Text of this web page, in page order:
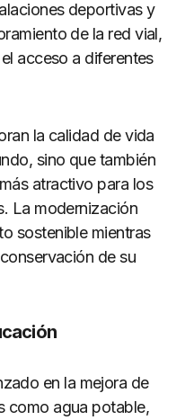
deportivas y
de la red vial,
acceso a diferentes
la calidad de vida
sino que también
atractivo para los
La modernización
sostenible mientras
de su
en la mejora de
como agua potable,